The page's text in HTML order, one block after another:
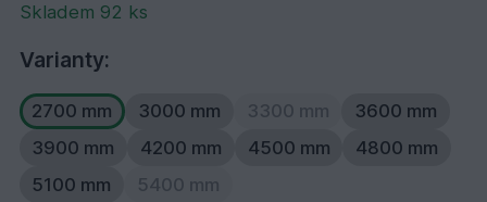
Skladem 92 ks
Varianty:
2700 mm 3000 mm 3300 mm
3600 mm
3900 mm
4200 mm 4500 mm
4800 mm
5100 mm
5400 mm